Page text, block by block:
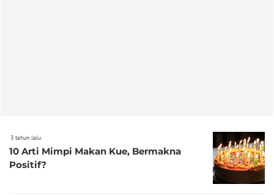
3 tahun lalu
10 Arti Mimpi Makan Kue, Bermakna
Positif?